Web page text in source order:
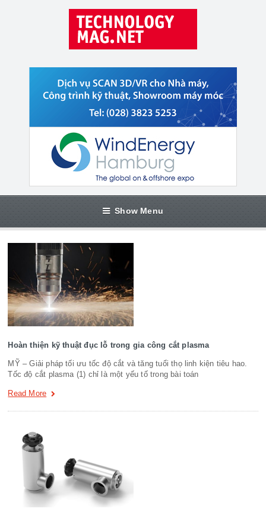
Show Menu
Hoàn thiện kỹ thuật đục lỗ trong gia công cắt plasma
MỸ – Giải pháp tối ưu tốc độ cắt và tăng tuổi thọ linh kiện tiêu hao.
Tốc độ cắt plasma (1) chỉ là một yếu tố trong bài toán
Read More